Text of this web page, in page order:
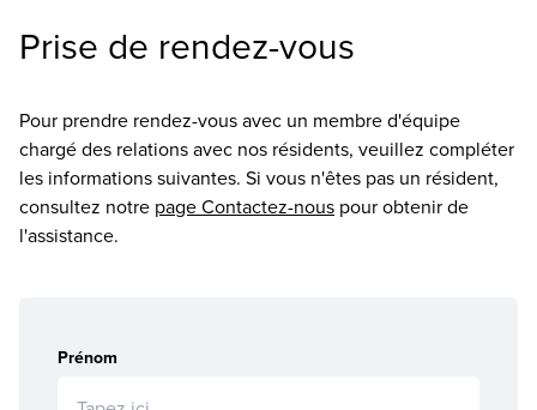
Prise de rendez-vous
Pour prendre rendez-vous avec un membre d'équipe
chargé des relations avec nos résidents, veuillez compléter
les informations suivantes. Si vous n'êtes pas un résident,
consultez notre pageContactez-nous pour obtenir de
l'assistance.
Prénom